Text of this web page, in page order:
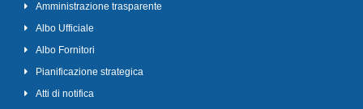
Amministrazione trasparente
Albo Ufficiale
Albo Fornitori
Pianificazione strategica
Atti di notifica